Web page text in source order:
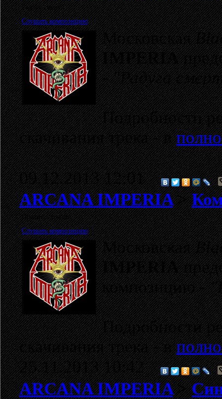
Радуга смерти
Слушать композицию
Московская
IMPERIA
-"Радуга
Подробности
скачивания трека - в
09.12.2013 12:01
ARCANA IMPERIA>
Противостояние
Слушать композицию
Московская
IMPERIA
композицию -
Подробности
скачивания трека - в
25.11.2013 10:42
ARCANA IMPERIA>